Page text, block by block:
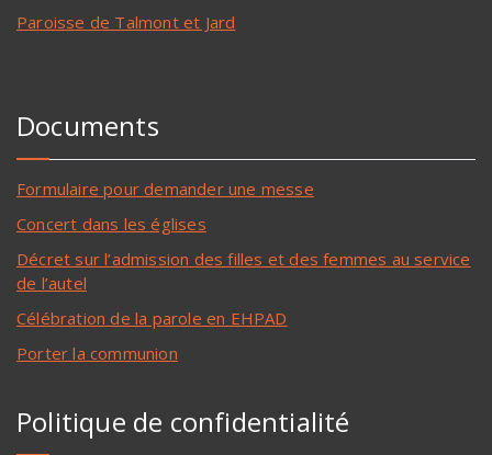
Paroisse de Talmont et Jard
Documents
Formulaire pour demander une messe
Concert dans les églises
Décret sur l’admission des filles et des femmes au service
de l’autel
Célébration de la parole en EHPAD
Porter la communion
Politique de confidentialité